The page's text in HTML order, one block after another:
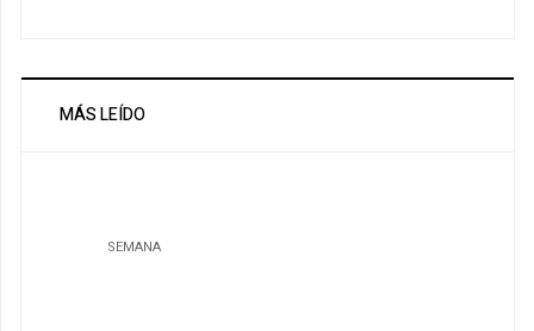
MÁS LEÍDO
SEMANA